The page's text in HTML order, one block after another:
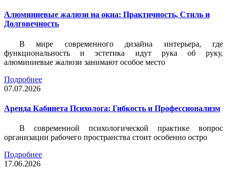
Алюминиевые жалюзи на окна: Практичность, Стиль и
Долговечность
В мире современного дизайна интерьера, где
функциональность и эстетика идут рука об руку,
алюминиевые жалюзи занимают особое место
Подробнее
07.07.2026
Аренда Кабинета Психолога: Гибкость и Профессионализм
В современной психологической практике вопрос
организации рабочего пространства стоит особенно остро
Подробнее
17.06.2026